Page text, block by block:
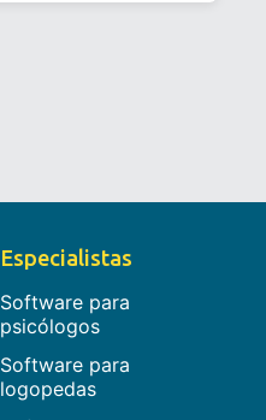
Especialistas
Software para
psicólogos
Software para
logopedas